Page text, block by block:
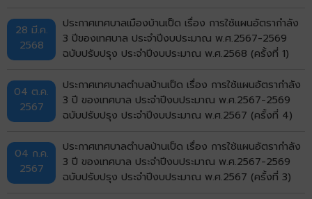
28 มี.ค.
2568
ประกาศเทศบาลเมืองบ้านเป็ด เรื่อง การใช้แผนอัตรากำลัง
3 ปีของเทศบาล ประจำปีงบประมาณ พ.ศ.2567-2569
ฉบับปรับปรุง ประจำปีงบประมาณ พ.ศ.2568 (ครั้งที่ 1)
04 ต.ค.
2567
ประกาศเทศบาลตำบลบ้านเป็ด เรื่อง การใช้แผนอัตรากำลัง
3 ปี ของเทศบาล ประจำปีงบประมาณ พ.ศ.2567-2569
ฉบับปรับปรุง ประจำปีงบประมาณ พ.ศ.2567 (ครั้งที่ 4)
04 ก.ค.
2567
ประกาศเทศบาลตำบลบ้านเป็ด เรื่อง การใช้แผนอัตรากำลัง
3 ปี ของเทศบาล ประจำปีงบประมาณ พ.ศ.2567-2569
ฉบับปรับปรุง ประจำปีงบประมาณ พ.ศ.2567 (ครั้งที่ 3)